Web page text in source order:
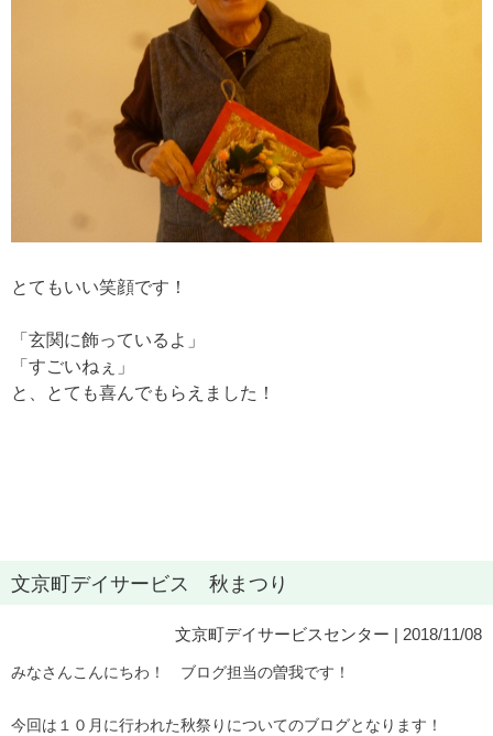
とてもいい笑顔です！
「玄関に飾っているよ」
「すごいねぇ」
と、とても喜んでもらえました！
文京町デイサービス 秋まつり
文京町デイサービスセンター | 2018/11/08
みなさんこんにちわ！ ブログ担当の曽我です！
今回は１０月に行われた秋祭りについてのブログとなります！